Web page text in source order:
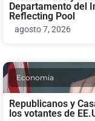
Departamento del
Reflecting Pool
agosto 7, 2026
Economia
Republicanos y
los votantes de